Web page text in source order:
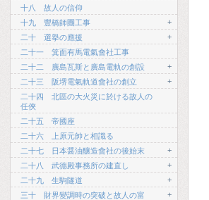
十八 故人の信仰
十九 豐橋師團工事
+
二十 選擧の應援
+
二十一 箕面有馬電氣會社工事
二十二 廣島瓦斯と廣島電軌の創設
+
二十三 阪堺電氣軌道會社の創立
+
二十四 北區の大火災に於ける故人の
任俠
二十五 帝國座
二十六 上原元帥と相識る
二十七 日本醤油釀造會社の後始末
+
二十八 武德殿事務所の建直し
+
二十九 生駒隧道
+
三十 財界變調時の突破と故人の富
+